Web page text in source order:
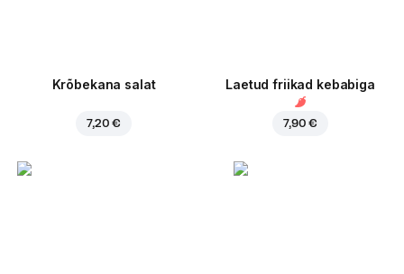
Krõbekana salat
7,20 €
Laetud friikad kebabiga
7,90 €